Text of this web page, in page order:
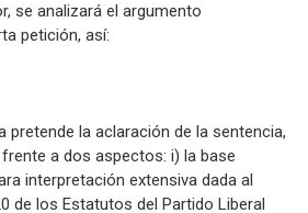
se analizará el argumento
petición, así:
pretende la aclaración de la sentencia,
a dos aspectos: i) la base
interpretación extensiva dada al
de los Estatutos del Partido Liberal